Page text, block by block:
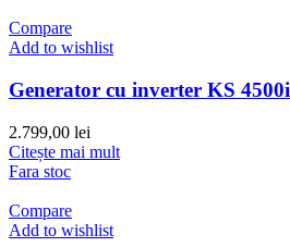
Compare
Add to wishlist
Generator cu inverter KS 4500i
2.799,00 lei
Citește mai mult
Fara stoc
Compare
Add to wishlist